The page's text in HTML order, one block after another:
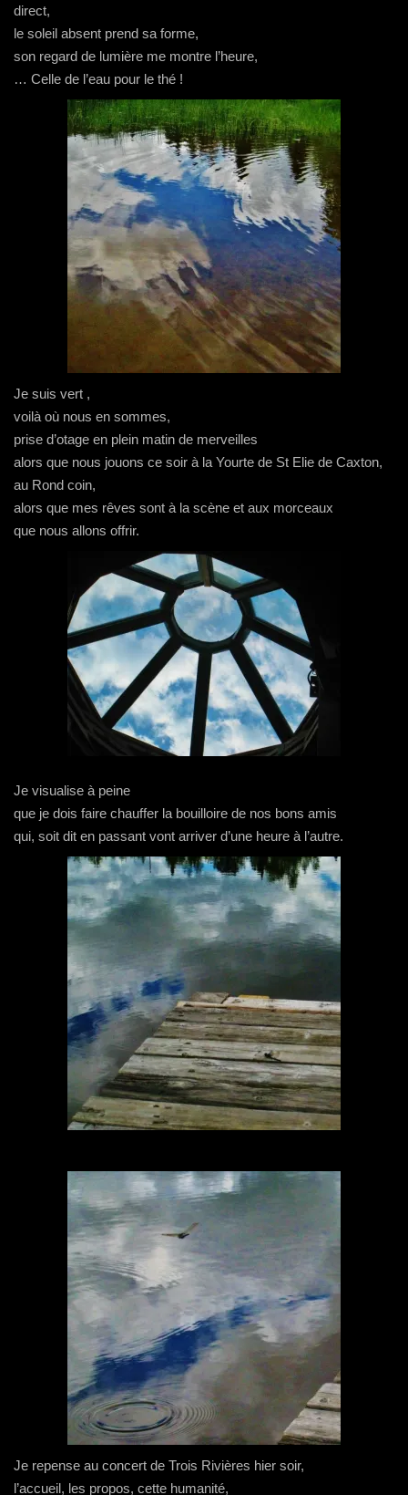
direct,
le soleil absent prend sa forme,
son regard de lumière me montre l’heure,
… Celle de l’eau pour le thé !
Je suis vert ,
voilà où nous en sommes,
prise d’otage en plein matin de merveilles
alors que nous jouons ce soir à la Yourte de St Elie de Caxton,
au Rond coin,
alors que mes rêves sont à la scène et aux morceaux
que nous allons offrir.
Je visualise à peine
que je dois faire chauffer la bouilloire de nos bons amis
qui, soit dit en passant vont arriver d’une heure à l’autre.
Je repense au concert de Trois Rivières hier soir,
l’accueil, les propos, cette humanité,